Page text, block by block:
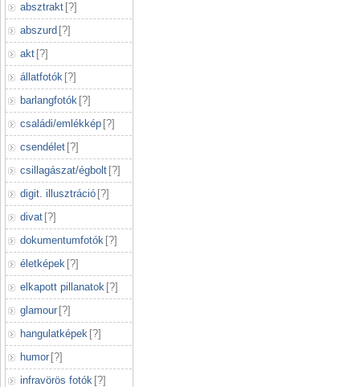
absztrakt [?]
abszurd [?]
akt [?]
állatfotók [?]
barlangfotók [?]
családi/emlékkép [?]
csendélet [?]
csillagászat/égbolt [?]
digit. illusztráció [?]
divat [?]
dokumentumfotók [?]
életképek [?]
elkapott pillanatok [?]
glamour [?]
hangulatképek [?]
humor [?]
infravörös fotók [?]